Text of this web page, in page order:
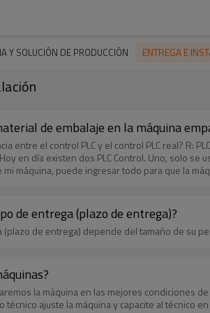
Y SOLUCIÓN DE PRODUCCIÓN ENTREGA E
de embalaje en la máquina
entre el control PLC y el control PLC real? R:
en día existen dos PLC Control. Uno, solo
mi máquina, puede ingresar todo para que la
no utilizado en la máquina. P: ¿Para qué se
hay dos tipos de motores para remolcar el
cuando se reinicia. Así que adoptamos el
la longitud correcta para ahorrar material y
lugar, tenemos seis técnicos que preparan
de entrega (plazo de entrega)?
(plazo de entrega) depende del tamaño de su
mejores condiciones de funcionamiento antes del envío. Podemos confiar en que instale las
técnico ajuste la máquina y capacite al técnico